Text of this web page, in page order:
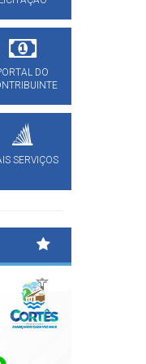
DO
SERVIÇOS